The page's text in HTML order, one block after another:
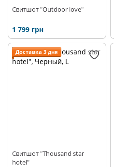
Свитшот "Outdoor love"
1 799 грн
Доставка 3 дня
Свитшот "Thousand star
hotel"